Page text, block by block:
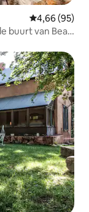
Gemiddelde
4,66 (95)
buurt van Bear